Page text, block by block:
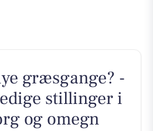
græsgange? -
stillinger i
og omegn